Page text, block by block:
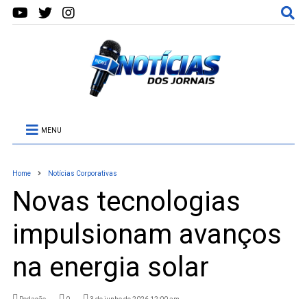
MENU
Home Notícias Corporativas
Novas tecnologias
impulsionam avanços
na energia solar